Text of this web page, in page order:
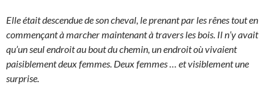
Elle était descendue de son cheval, le prenant par les rênes tout en
commençant à marcher maintenant à travers les bois. Il n’y avait
qu’un seul endroit au bout du chemin, un endroit où vivaient
paisiblement deux femmes. Deux femmes … et visiblement une
surprise.